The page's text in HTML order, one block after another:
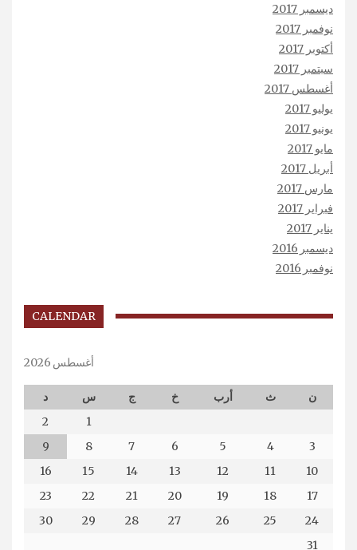
ديسمبر 2017
نوفمبر 2017
أكتوبر 2017
سبتمبر 2017
أغسطس 2017
يوليو 2017
يونيو 2017
مايو 2017
أبريل 2017
مارس 2017
فبراير 2017
يناير 2017
ديسمبر 2016
نوفمبر 2016
CALENDAR
أغسطس 2026
ن ث أرب خ ج س
د
1
2
3
4
5
6
7
8
9
10
11
12
13
14
15
16
17
18
19
20
21
22
23
24
25
26
27
28
29
30
31